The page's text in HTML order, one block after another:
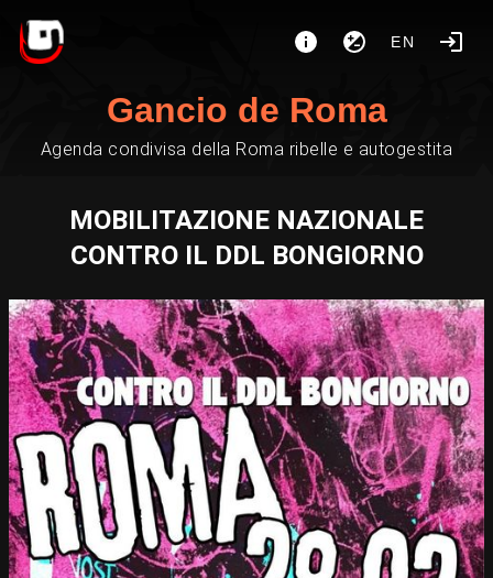
EN
Gancio de Roma
Agenda condivisa della Roma ribelle e autogestita
MOBILITAZIONE NAZIONALE
CONTRO IL DDL BONGIORNO